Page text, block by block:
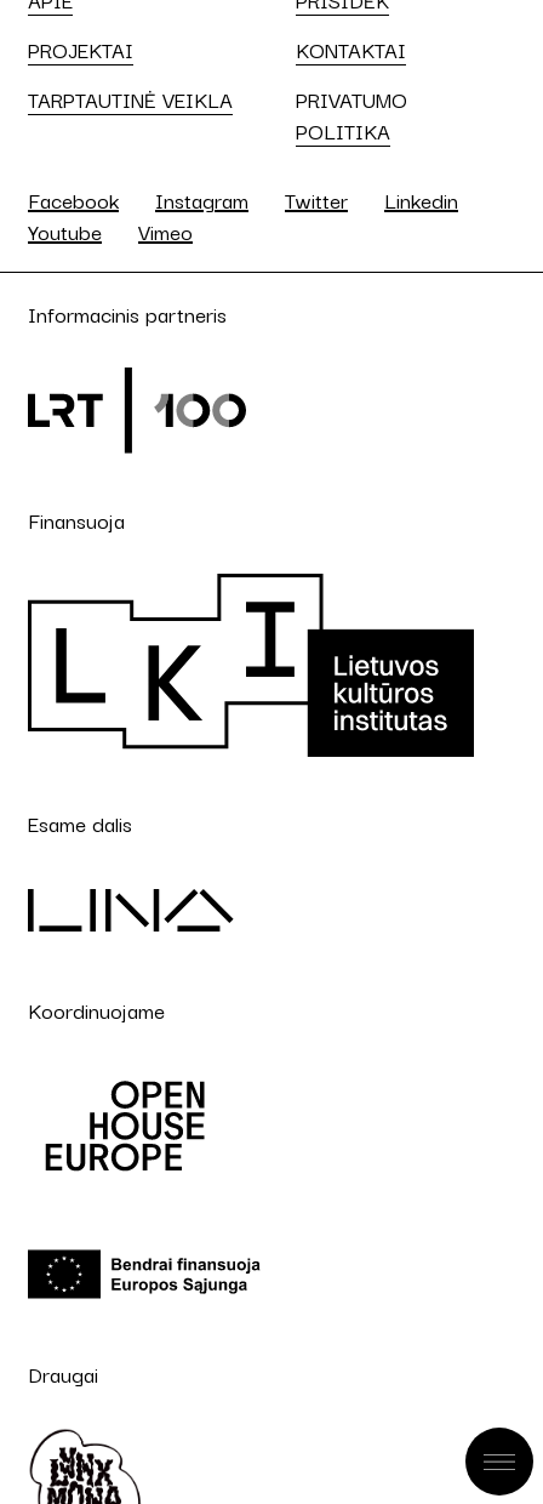
PROJEKTAI
TARPTAUTINĖ VEIKLA
KONTAKTAI
PRIVATUMO
POLITIKA
Facebook Instagram Twitter
Linkedin
Youtube
Vimeo
Informacinis partneris
Finansuoja
Esame dalis
Koordinuojame
Draugai